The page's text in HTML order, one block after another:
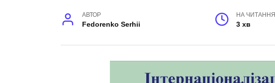
АВТОР
Fedorenko Serhii
НА ЧИТАННЯ
3 хв